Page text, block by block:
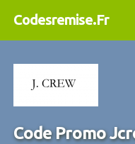
Codesremise.Fr
Code Promo